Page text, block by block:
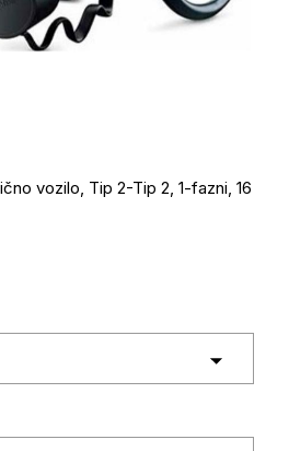
vozilo, Tip 2-Tip 2, 1-fazni, 16